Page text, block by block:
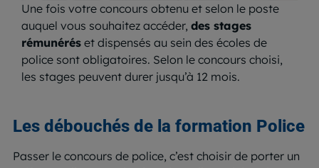
Une fois votre concours obtenu et selon le poste
auquel vous souhaitez accéder, des stages
rémunérés et dispensés au sein des écoles de
police sont obligatoires. Selon le concours choisi,
les stages peuvent durer jusqu’à 12 mois.
Les débouchés de la formation Police
Passer le concours de police, c’est choisir de porter un